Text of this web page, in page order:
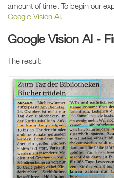
amount of time. To begin our
Google Vision AI.
Google Vision AI -
The result: